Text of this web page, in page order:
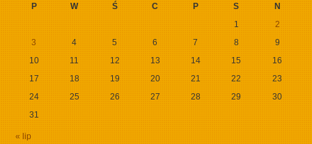
P W Ś C P S N
« lip
1
2
3
4 5 6 7 8
9
10
11 12 13 14 15
16
17
18 19 20 21 22
23
24
25 26 27 28 29
30
31